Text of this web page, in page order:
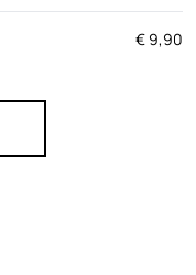
€ 9,90